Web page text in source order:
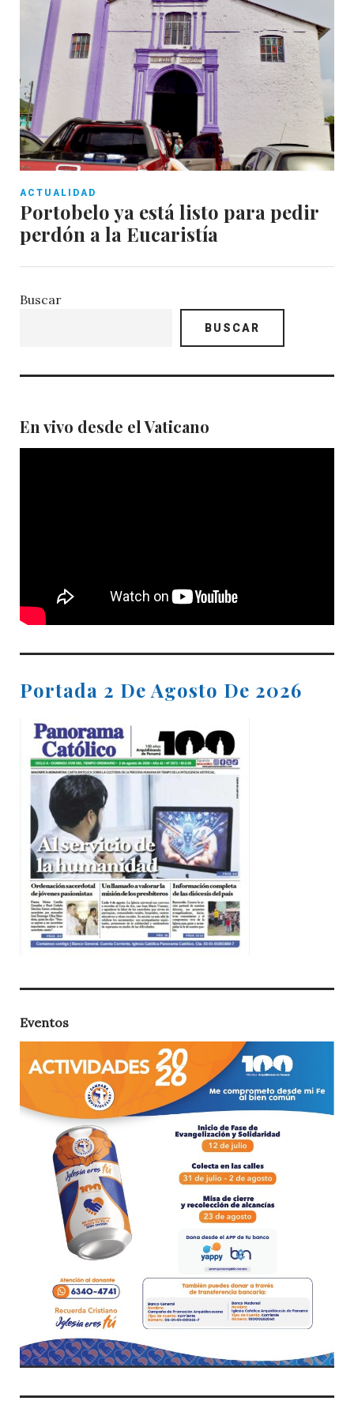
ACTUALIDAD
Portobelo ya está listo para pedir
perdón a la Eucaristía
Buscar
BUSCAR
En vivo desde el Vaticano
Portada 2 De Agosto De 2026
Eventos